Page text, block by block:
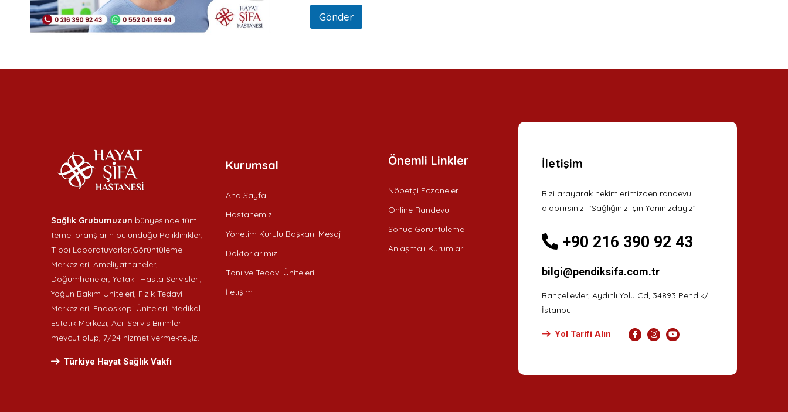
Gönder
Sağlık Grubumuzun bünyesinde tüm
temel branşların bulunduğu Poliklinikler,
Tıbbı Laboratuvarlar,Görüntüleme
Merkezleri, Ameliyathaneler,
Doğumhaneler, Yataklı Hasta Servisleri,
Yoğun Bakım Üniteleri, Fizik Tedavi
Merkezleri, Endoskopi Üniteleri, Medikal
Estetik Merkezi, Acil Servis Birimleri
mevcut olup, 7/24 hizmet vermekteyiz.
Türkiye Hayat Sağlık Vakfı
Kurumsal
Ana Sayfa
Hastanemiz
Yönetim Kurulu Başkanı Mesajı
Doktorlarımız
Tanı ve Tedavi Üniteleri
İletişim
Önemli Linkler
Nöbetçi Eczaneler
Online Randevu
Sonuç Görüntüleme
Anlaşmalı Kurumlar
İletişim
Bizi arayarak hekimlerimizden randevu
alabilirsiniz. “Sağlığınız için Yanınızdayız”
+90 216 390 92 43
bilgi@pendiksifa.com.tr
Bahçelievler, Aydınlı Yolu Cd, 34893 Pendik/
İstanbul
Yol Tarifi Alın